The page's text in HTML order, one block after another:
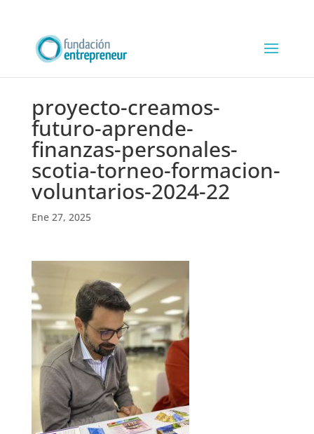
proyecto-creamos-
futuro-aprende-
finanzas-personales-
scotia-torneo-formacion-
voluntarios-2024-22
Ene 27, 2025